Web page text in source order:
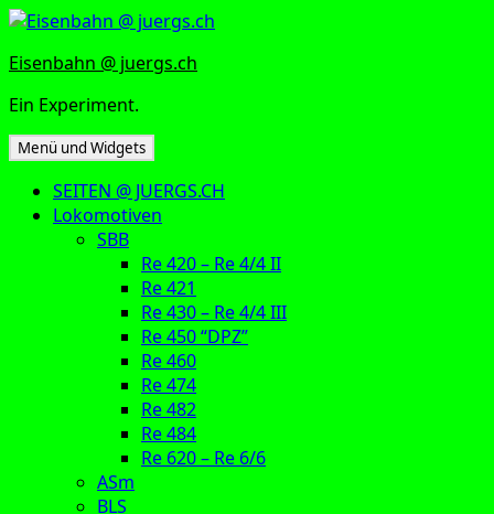
Zum
springen
Eisenbahn @ juergs.ch
Ein Experiment.
Menü und Widgets
SEITEN @ JUERGS.CH
Lokomotiven
SBB
Re 420 – Re 4/4 II
Re 421
Re 430 – Re 4/4 III
Re 450 “DPZ”
Re 460
Re 474
Re 482
Re 484
Re 620 – Re 6/6
ASm
BLS